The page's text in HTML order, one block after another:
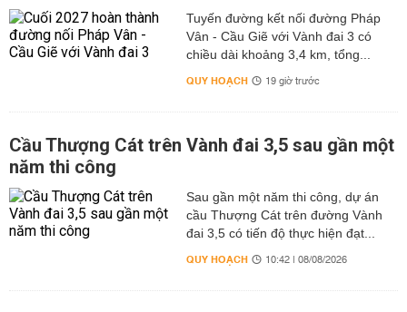
Tuyến đường kết nối đường Pháp
Vân - Cầu Giẽ với Vành đai 3 có
chiều dài khoảng 3,4 km, tổng...
QUY HOẠCH 19 giờ trước
Cầu Thượng Cát trên Vành đai 3,5 sau gần một
năm thi công
Sau gần một năm thi công, dự án
cầu Thượng Cát trên đường Vành
đai 3,5 có tiến độ thực hiện đạt...
QUY HOẠCH 10:42 | 08/08/2026